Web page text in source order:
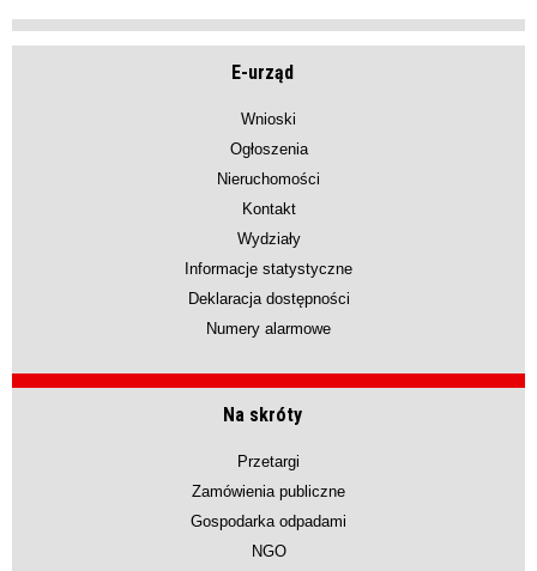
E-urząd
Wnioski
Ogłoszenia
Nieruchomości
Kontakt
Wydziały
Informacje statystyczne
Deklaracja dostępności
Numery alarmowe
Na skróty
Przetargi
Zamówienia publiczne
Gospodarka odpadami
NGO